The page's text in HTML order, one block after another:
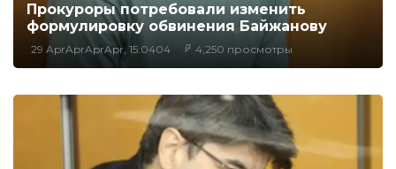
Прокуроры потребовали изменить
формулировку обвинения Байжанову
29 AprAprAprApr, 15:0404 4,250 просмотры